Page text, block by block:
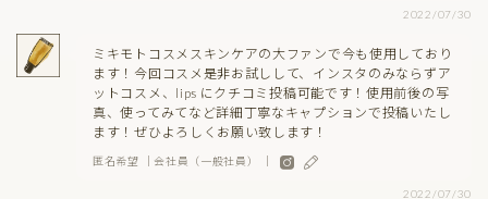
2022/07/30
ミキモトコスメスキンケアの大ファンで今も使用しており
ます！今回コスメ是非お試しして、インスタのみならずア
ットコスメ、lips にクチコミ投稿可能です！使用前後の写
真、使ってみてなど詳細丁寧なキャプションで投稿いたし
ます！ぜひよろしくお願い致します！
匿名希望 ｜会社員（一般社員） ｜
2022/07/30